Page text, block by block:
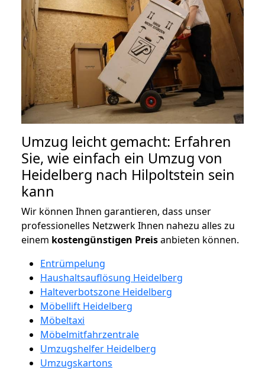
Umzug leicht gemacht: Erfahren
Sie, wie einfach ein Umzug von
Heidelberg nach Hilpoltstein sein
kann
Wir können Ihnen garantieren, dass unser
professionelles Netzwerk Ihnen nahezu alles zu
einem kostengünstigen Preisanbieten können.
Entrümpelung
Haushaltsauflösung Heidelberg
Halteverbotszone Heidelberg
Möbellift Heidelberg
Möbeltaxi
Möbelmitfahrzentrale
Umzugshelfer Heidelberg
Umzugskartons